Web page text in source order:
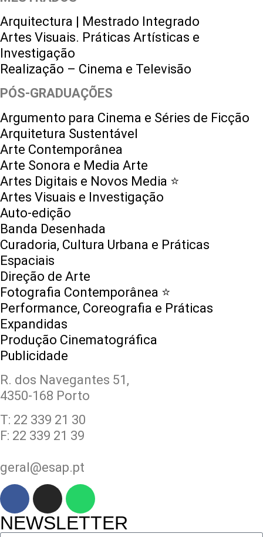
Arquitectura | Mestrado Integrado
Artes Visuais. Práticas Artísticas e
Investigação
Realização – Cinema e Televisão
PÓS-GRADUAÇÕES
Argumento para Cinema e Séries de Ficção
Arquitetura Sustentável
Arte Contemporânea
Arte Sonora e Media Arte
Artes Digitais e Novos Media ⭐️
Artes Visuais e Investigação
Auto-edição
Banda Desenhada
Curadoria, Cultura Urbana e Práticas
Espaciais
Direção de Arte
Fotografia Contemporânea ⭐️
Performance, Coreografia e Práticas
Expandidas
Produção Cinematográfica
Publicidade
R. dos Navegantes 51,
4350-168 Porto
T: 22 339 21 30
F: 22 339 21 39
geral@esap.pt
NEWSLETTER